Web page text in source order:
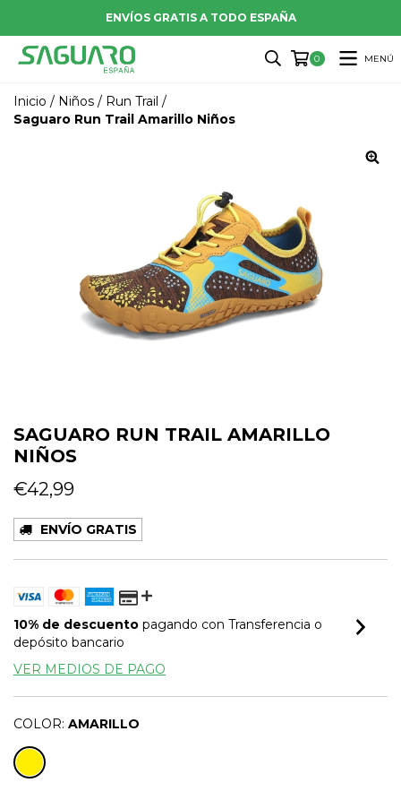
ENVÍOS GRATIS A TODO ESPAÑA
0 MENÚ
Inicio / Niños / Run Trail /
Saguaro Run Trail Amarillo Niños
SAGUARO RUN TRAIL AMARILLO
NIÑOS
€42,99
ENVÍO GRATIS
10% de descuento pagando con Transferencia o
depósito bancario
VER MEDIOS DE PAGO
COLOR: AMARILLO